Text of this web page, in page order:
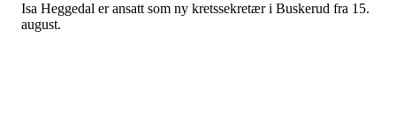
Isa Heggedal er ansatt som ny kretssekretær i Buskerud fra 15.
august.